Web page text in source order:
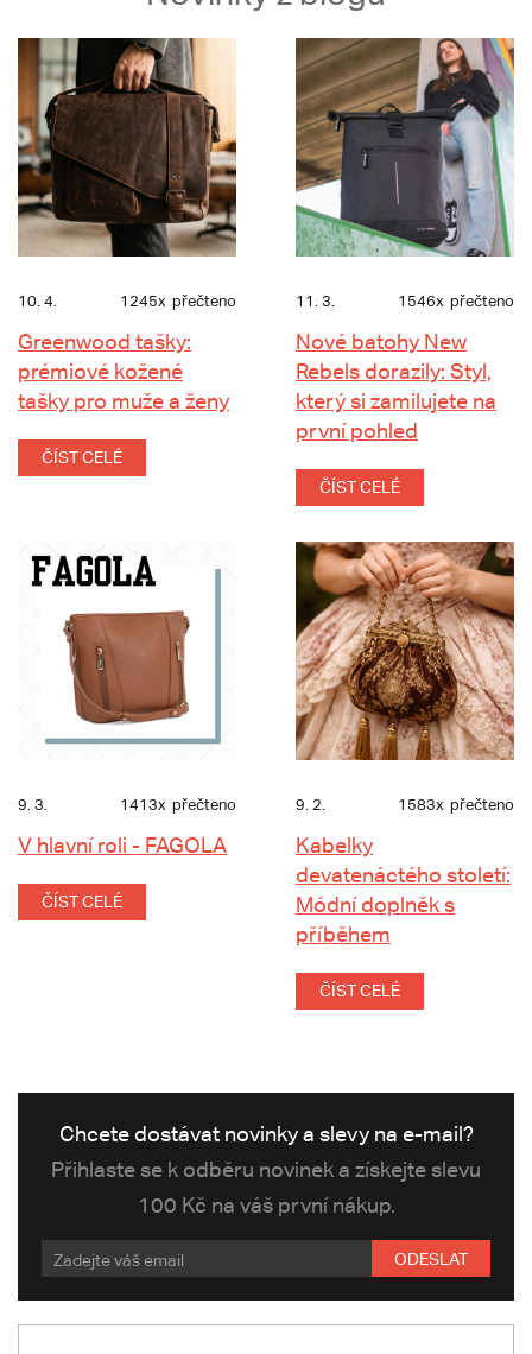
10. 4. 1245x přečteno
Greenwood tašky:
prémiové kožené
tašky pro muže a ženy
ČÍST CELÉ
11. 3. 1546x přečteno
Nové batohy New
Rebels dorazily: Styl,
který si zamilujete na
první pohled
ČÍST CELÉ
9. 3. 1413x přečteno
V hlavní roli - FAGOLA
ČÍST CELÉ
9. 2. 1583x přečteno
Kabelky
devatenáctého století:
Módní doplněk s
příběhem
ČÍST CELÉ
Chcete dostávat novinky a slevy na e-mail?
Přihlaste se k odběru novinek a získejte slevu
100 Kč na váš první nákup.
ODESLAT